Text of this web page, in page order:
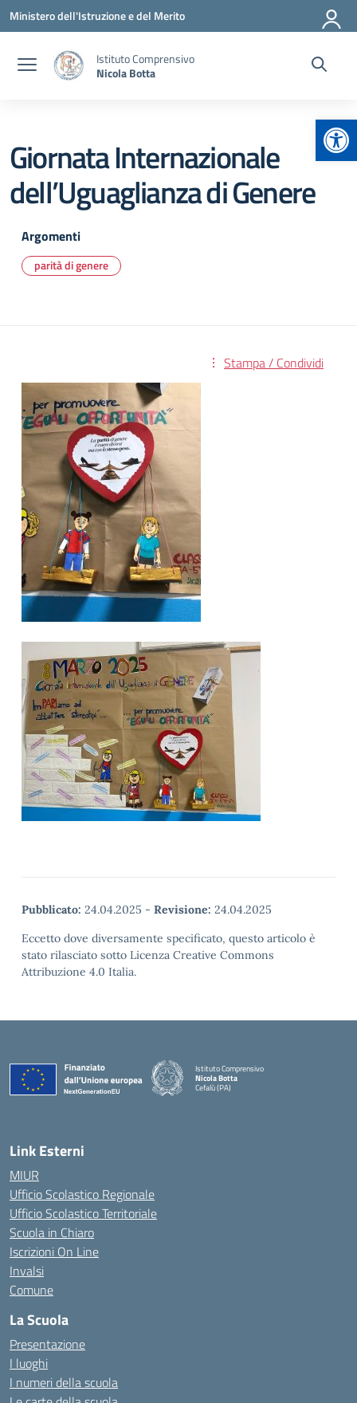
Vai ai contenuti
Vai al menu di navigazione
Vai al footer
Ministero dell'Istruzione e del Merito
Istituto Comprensivo
Nicola Botta
Giornata Internazionale
dell’Uguaglianza di Genere
Argomenti
parità di genere
Stampa / Condividi
Pubblicato: 24.04.2025 - Revisione: 24.04.2025
Eccetto dove diversamente specificato, questo articolo è
stato rilasciato sotto Licenza Creative Commons
Attribuzione 4.0 Italia.
Istituto Comprensivo
Nicola Botta
Cefalù (PA)
Link Esterni
MIUR
Ufficio Scolastico Regionale
Ufficio Scolastico Territoriale
Scuola in Chiaro
Iscrizioni On Line
Invalsi
Comune
La Scuola
Presentazione
I luoghi
I numeri della scuola